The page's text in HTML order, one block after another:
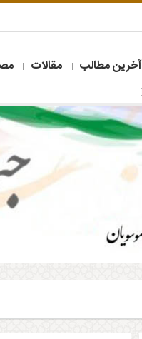
آخرین مطالب مقالات